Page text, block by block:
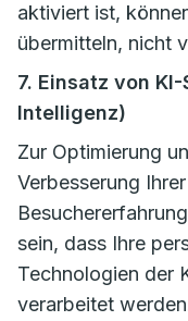
aktiviert ist,
übermitteln, nicht
7. Einsatz von
Intelligenz)
Zur Optimierung
Verbesserung
sein, dass Ihre
Technologien der
verarbeitet